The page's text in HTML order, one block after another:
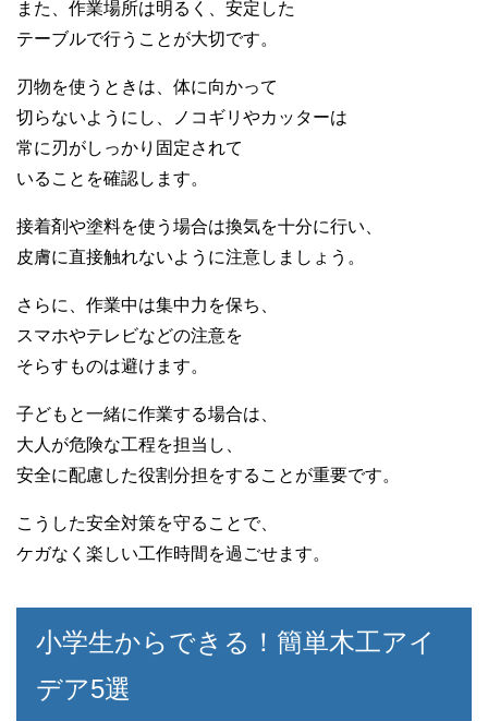
また、作業場所は明るく、安定した
テーブルで行うことが大切です。
刃物を使うときは、体に向かって
切らないようにし、ノコギリやカッターは
常に刃がしっかり固定されて
いることを確認します。
接着剤や塗料を使う場合は換気を十分に行い、
皮膚に直接触れないように注意しましょう。
さらに、作業中は集中力を保ち、
スマホやテレビなどの注意を
そらすものは避けます。
子どもと一緒に作業する場合は、
大人が危険な工程を担当し、
安全に配慮した役割分担をすることが重要です。
こうした安全対策を守ることで、
ケガなく楽しい工作時間を過ごせます。
小学生からできる！簡単木工アイ
デア5選